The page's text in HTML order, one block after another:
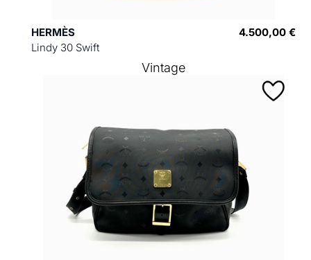
HERMÈS
Lindy 30 Swift
4.500,00 €
Vintage